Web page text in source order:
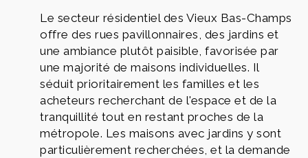
Le secteur résidentiel des Vieux Bas-Champs
offre des rues pavillonnaires, des jardins et
une ambiance plutôt paisible, favorisée par
une majorité de maisons individuelles. Il
séduit prioritairement les familles et les
acheteurs recherchant de l'espace et de la
tranquillité tout en restant proches de la
métropole. Les maisons avec jardins y sont
particulièrement recherchées, et la demande